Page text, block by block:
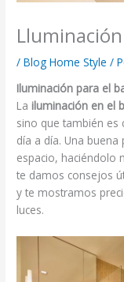
/Blog Home Style /
Iluminación para el
La iluminación en el
sino que también es
día a día. Una
espacio, haciéndolo
te damos consejos
y te mostramos
luces.